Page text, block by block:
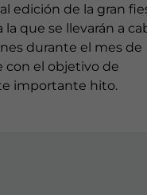
edición de la gran
la que se llevarán a
durante el mes de
con el objetivo de
importante hito.